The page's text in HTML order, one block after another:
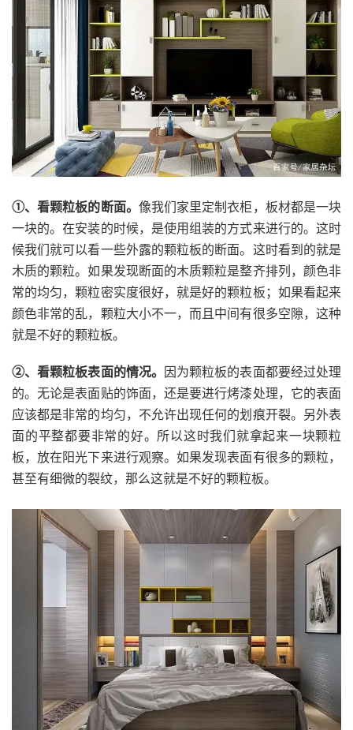
①、看颗粒板的断面。 像我们家里定制衣柜，板材都是一块
一块的。在安装的时候，是使用组装的方式来进行的。这时
候我们就可以看一些外露的颗粒板的断面。这时看到的就是
木质的颗粒。如果发现断面的木质颗粒是整齐排列，颜色非
常的均匀，颗粒密实度很好，就是好的颗粒板；如果看起来
颜色非常的乱，颗粒大小不一，而且中间有很多空隙，这种
就是不好的颗粒板。
②、看颗粒板表面的情况。
因为颗粒板的表面都要经过处理
的。无论是表面贴的饰面，还是要进行烤漆处理，它的表面
应该都是非常的均匀，不允许出现任何的划痕开裂。另外表
面的平整都要非常的好。所以这时我们就拿起来一块颗粒
板，放在阳光下来进行观察。如果发现表面有很多的颗粒，
甚至有细微的裂纹，那么这就是不好的颗粒板。